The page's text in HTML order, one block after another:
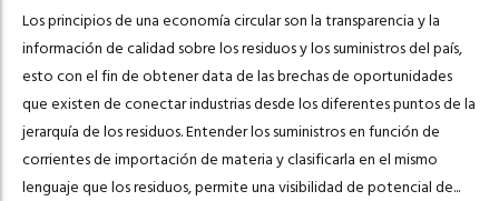
Los principios de una economía circular son la transparencia y la
información de calidad sobre los residuos y los suministros del país,
esto con el fin de obtener data de las brechas de oportunidades
que existen de conectar industrias desde los diferentes puntos de la
jerarquía de los residuos. Entender los suministros en función de
corrientes de importación de materia y clasificarla en el mismo
lenguaje que los residuos, permite una visibilidad de potencial de...